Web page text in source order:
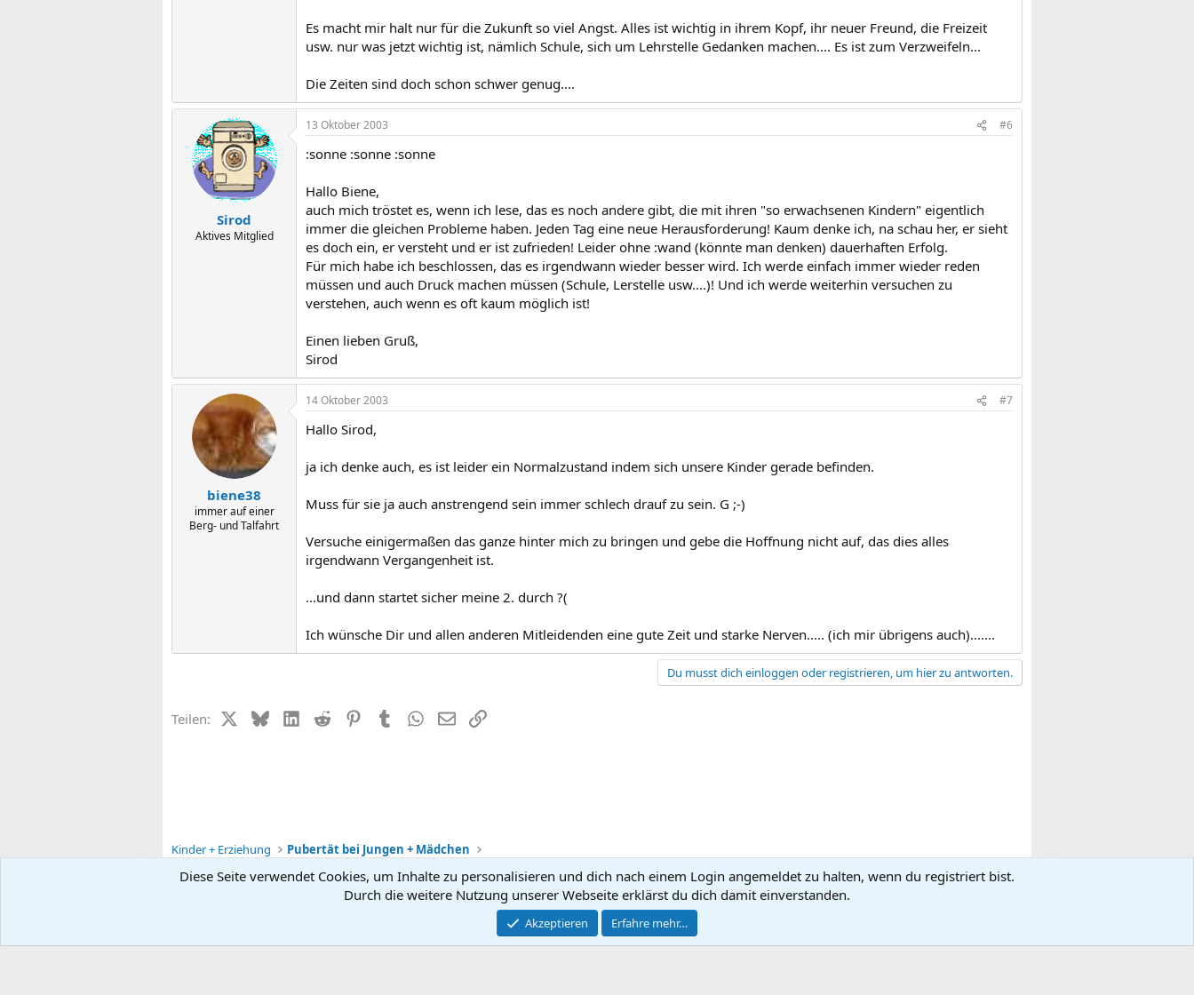
Es macht mir halt nur für die Zukunft so viel Angst. Alles ist wichtig in ihrem Kopf, ihr neuer Freund, die Freizeit
usw. nur was jetzt wichtig ist, nämlich Schule, sich um Lehrstelle Gedanken machen.... Es ist zum Verzweifeln...
Die Zeiten sind doch schon schwer genug....
Sirod
Aktives Mitglied
13 Oktober 2003 #6
:sonne :sonne :sonne
Hallo Biene,
auch mich tröstet es, wenn ich lese, das es noch andere gibt, die mit ihren "so erwachsenen Kindern" eigentlich
immer die gleichen Probleme haben. Jeden Tag eine neue Herausforderung! Kaum denke ich, na schau her, er sieht
es doch ein, er versteht und er ist zufrieden! Leider ohne :wand (könnte man denken) dauerhaften Erfolg.
Für mich habe ich beschlossen, das es irgendwann wieder besser wird. Ich werde einfach immer wieder reden
müssen und auch Druck machen müssen (Schule, Lerstelle usw....)! Und ich werde weiterhin versuchen zu
verstehen, auch wenn es oft kaum möglich ist!
Einen lieben Gruß,
Sirod
biene38
immer auf einer
Berg- und Talfahrt
14 Oktober 2003 #7
Hallo Sirod,
ja ich denke auch, es ist leider ein Normalzustand indem sich unsere Kinder gerade befinden.
Muss für sie ja auch anstrengend sein immer schlech drauf zu sein. G ;-)
Versuche einigermaßen das ganze hinter mich zu bringen und gebe die Hoffnung nicht auf, das dies alles
irgendwann Vergangenheit ist.
...und dann startet sicher meine 2. durch ?(
Ich wünsche Dir und allen anderen Mitleidenden eine gute Zeit und starke Nerven..... (ich mir übrigens auch).......
Du musst dich einloggen oder registrieren, um hier zu antworten.
Teilen: X (Twitter)
BlueskyLinkedIn
Reddit PinterestTumblrWhatsApp
E-MailLink
Kinder + Erziehung Pubertät bei Jungen + Mädchen
Kontakt Nutzungsbedingungen Datenschutz
Community platform by XenForo ® © 2010-2026 XenForo Ltd.
Diese Seite verwendet Cookies, um Inhalte zu personalisieren und dich nach einem Login angemeldet zu halten, wenn du registriert bist.
Durch die weitere Nutzung unserer Webseite erklärst du dich damit einverstanden.
Akzeptieren Erfahre mehr…